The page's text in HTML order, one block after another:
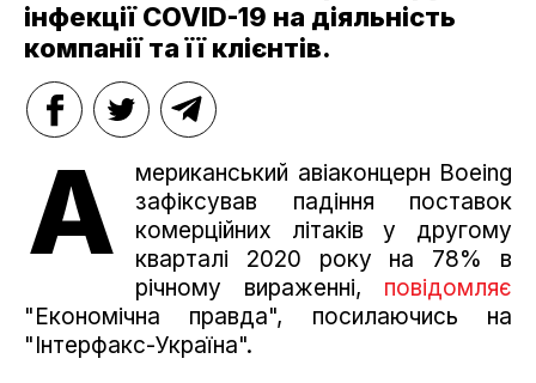
інфекції COVID-19 на діяльність
компанії та її клієнтів.
А
мериканський авіаконцерн Boeing
зафіксував падіння поставок
комерційних літаків у другому
кварталі 2020 року на 78% в
річному вираженні, повідомляє
"Економічна правда", посилаючись на
"Інтерфакс-Україна".